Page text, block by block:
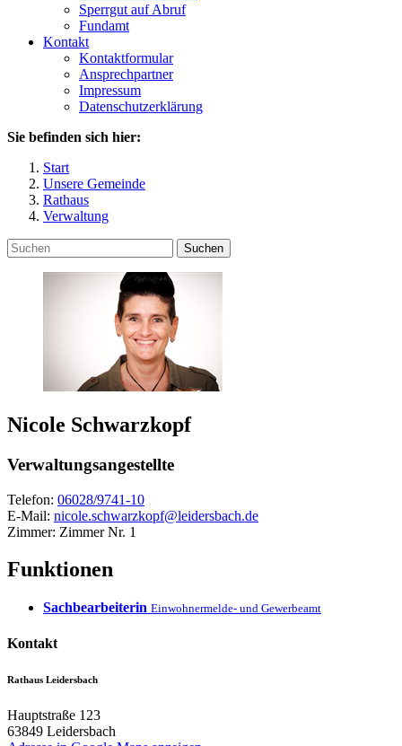
Sperrgut auf Abruf
Fundamt
Kontakt
Kontaktformular
Ansprechpartner
Impressum
Datenschutzerklärung
Sie befinden sich hier:
Start
Unsere Gemeinde
Rathaus
Verwaltung
Suchen
Nicole Schwarzkopf
Verwaltungsangestellte
Telefon: 06028/9741-10
E-Mail: nicole.schwarzkopf@leidersbach.de
Zimmer: Zimmer Nr. 1
Funktionen
Sachbearbeiterin Einwohnermelde- und Gewerbeamt
Kontakt
Rathaus Leidersbach
Hauptstraße 123
63849 Leidersbach